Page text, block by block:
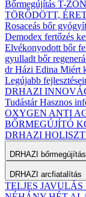
Bőrmegújítás T-
TÖRŐDÖTT,
Rosaceás bőr
Demodex fertőzés
Elvékonyodott bőr
gyulladt bőr
dr Házi Edina Miért
Legújabb
DRHAZI
TudástárHasznos
OXYGEN ANTI
BŐRMEGÚJÍTÓ
DRHAZI
DRHAZI
DRHAZI arcfiatalítás
TELJES